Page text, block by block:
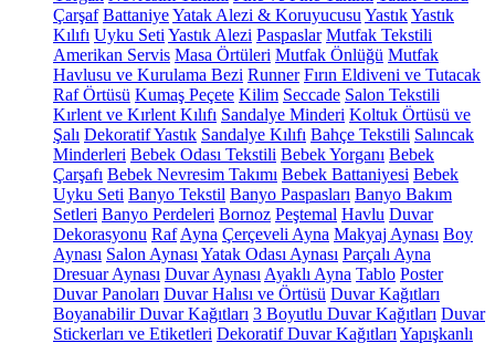
Çarşaf BattaniyeYatak Alezi & Koruyucusu YastıkYastık
Kılıfı Uyku Seti Yastık Alezi Paspaslar Mutfak Tekstili
Amerikan Servis Masa Örtüleri Mutfak Önlüğü Mutfak
Havlusu ve Kurulama Bezi Runner Fırın Eldiveni ve Tutacak
Raf Örtüsü Kumaş Peçete Kilim Seccade Salon Tekstili
Kırlent ve Kırlent Kılıfı Sandalye Minderi Koltuk Örtüsü ve
Şalı Dekoratif Yastık Sandalye Kılıfı Bahçe Tekstili Salıncak
Minderleri Bebek Odası Tekstili Bebek Yorganı Bebek
Çarşafı Bebek Nevresim Takımı Bebek Battaniyesi Bebek
Uyku Seti Banyo Tekstil Banyo Paspasları Banyo Bakım
Setleri Banyo Perdeleri Bornoz Peştemal Havlu Duvar
Dekorasyonu Raf Ayna Çerçeveli Ayna Makyaj Aynası Boy
Aynası Salon Aynası Yatak Odası Aynası Parçalı Ayna
Dresuar Aynası Duvar Aynası Ayaklı Ayna Tablo Poster
Duvar Panoları Duvar Halısı ve Örtüsü Duvar Kağıtları
Boyanabilir Duvar Kağıtları 3 Boyutlu Duvar Kağıtları Duvar
Stickerları ve Etiketleri Dekoratif Duvar Kağıtları Yapışkanlı